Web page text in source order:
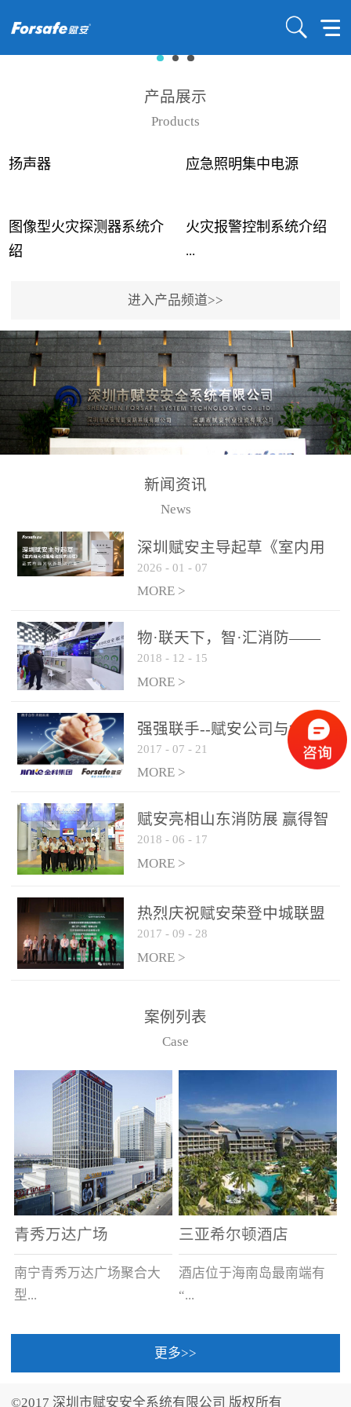
产品展示
Products
扬声器 应急照明集中电源
图像型火灾探测器系统介
绍
...
事故频发，传统的火灾探
测方法已无法满足要求。
尤其是目前众多的大型影
剧院、会议展览中心、体
育馆、大型仓库和隧道空
间等，其建筑结构特殊、
火灾隐患多。一旦发生火
传统的火灾关测器无法被
及时缺发，不能及早发现
和有效扑救火火，这不仅
力和闲难，同时也将造成
巨大的经济损失和社会影
响，基至还会造成人员伤
亡。图像型火灾探测器正
是针对这种高大空间建筑
物的消防设施、设备通过
现场图像的实时获取、预
处理和特征提取分析，实
现火焰的跟踪和识别。能
更早的进行预警，达到早
报早防的效果。 系统构
成示意图： 图像型火灾
和监控端两大部分组成。
两者之间通过以太网相
联，一台监控主机最多可
从监控主机上获取，最多
只能接6台，超过的需从现
火灾报警控制系统介绍
...
用了具有仲裁机制和冗余
校验的总线传输技术、线
路状态检测与保护技术、
后向光电感烟探测技术、
高可靠的系统抗干扰技术
等多项专利技术和专有技
警领域三十多年技术积累
和工程实践的结晶。
进入产品频道>>
新闻资讯
News
深圳赋安主导起草《室内用
光动能电池技术规程》 正式
布局光伏新能源产业
2026 - 01 - 07
MORE >
物·联天下，智·汇消防——
赋安F&S 2018上海消防展圆
满落幕
2018 - 12 - 15
MORE >
强强联手--赋安公司与金科
集团达成战略合作协议
2017 - 07 - 21
MORE >
赋安亮相山东消防展 赢得智
慧消防新荣耀
2018 - 06 - 17
MORE >
热烈庆祝赋安荣登中城联盟
联合采购战略合作平台
2017 - 09 - 28
MORE >
案例列表
Case
青秀万达广场
南宁青秀万达广场聚合大
型...
三亚希尔顿酒店
酒店位于海南岛最南端有
“...
中国的海岛天堂”之美称的
更多>>
©2017 深圳市赋安安全系统有限公司 版权所有